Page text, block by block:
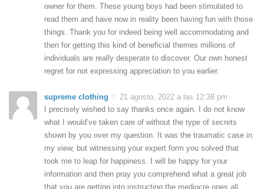
owner for them. These young boys had been stimulated to
read them and have now in reality been having fun with those
things. Thank you for indeed being well accommodating and
then for getting this kind of beneficial themes millions of
individuals are really desperate to discover. Our own honest
regret for not expressing appreciation to you earlier.
supreme clothing
21 agosto, 2022 a las 12:38 pm
I precisely wished to say thanks once again. I do not know
what I would’ve taken care of without the type of secrets
shown by you over my question. It was the traumatic case in
my view, but witnessing your expert form you solved that
took me to leap for happiness. I will be happy for your
information and then pray you comprehend what a great job
that you are getting into instructing the mediocre ones all